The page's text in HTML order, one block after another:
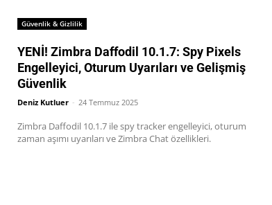
Güvenlik & Gizlilik
YENİ! Zimbra Daffodil 10.1.7: Spy Pixels
Engelleyici, Oturum Uyarıları ve Gelişmiş
Güvenlik
Deniz Kutluer - 24 Temmuz 2025
Zimbra Daffodil 10.1.7 ile spy tracker engelleyici, oturum
zaman aşımı uyarıları ve Zimbra Chat özellikleri.